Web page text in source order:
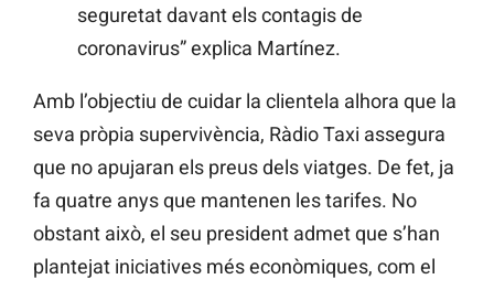
seguretat davant els contagis de
coronavirus” explica Martínez.
Amb l’objectiu de cuidar la clientela alhora que la
seva pròpia supervivència, Ràdio Taxi assegura
que no apujaran els preus dels viatges. De fet, ja
fa quatre anys que mantenen les tarifes. No
obstant això, el seu president admet que s’han
plantejat iniciatives més econòmiques, com el